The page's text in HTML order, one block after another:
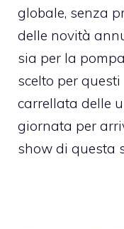
globale, senza
delle novità
sia per la
scelto per
carrellata delle
giornata per
show di questa